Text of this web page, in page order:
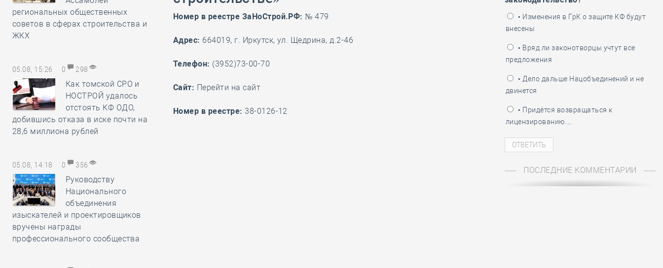
региональных общественных
советов в сферах строительства и
ЖКХ
05.08, 15:26 0 298
Как томской СРО и
НОСТРОЙ удалось
отстоять КФ ОДО,
добившись отказа в иске почти на
28,6 миллиона рублей
05.08, 14:18 0 356
Руководству
Национального
объединения
изыскателей и проектировщиков
вручены награды
профессионального сообщества
Номер в реестре ЗаНоСтрой.РФ: № 479
Адрес: 664019, г. Иркутск, ул. Щедрина, д.2-46
Телефон: (3952)73-00-70
Cайт: Перейти на сайт
Номер в реестре: 38-0126-12
• Изменения в ГрК о защите КФ будут
внесены
• Вряд ли законотворцы учтут все
предложения
• Дело дальше Нацобъединений и не
двинется
• Придётся возвращаться к
лицензированию…
ПОСЛЕДНИЕ КОММЕНТАРИИ